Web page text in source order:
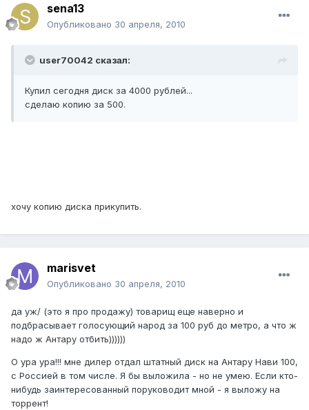
sena13
Опубликовано 30 апреля, 2010
user70042 сказал:
Купил сегодня диск за 4000 рублей...
сделаю копию за 500.
хочу копию диска прикупить.
marisvet
Опубликовано 30 апреля, 2010
да уж/ (это я про продажу) товарищ еще наверно и
подбрасывает голосующий народ за 100 руб до метро, а что ж
надо ж Антару отбить))))))
О ура ура!!! мне дилер отдал штатный диск на Антару Нави 100,
с Россией в том числе. Я бы выложила - но не умею. Если кто-
нибудь заинтересованный поруководит мной - я выложу на
торрент!